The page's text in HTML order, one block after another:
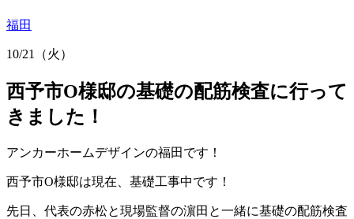
福田
10/21（火）
西予市O様邸の基礎の配筋検査に行って
きました！
アンカーホームデザインの福田です！
西予市O様邸は現在、基礎工事中です！
先日、代表の赤松と現場監督の濵田と一緒に基礎の配筋検査